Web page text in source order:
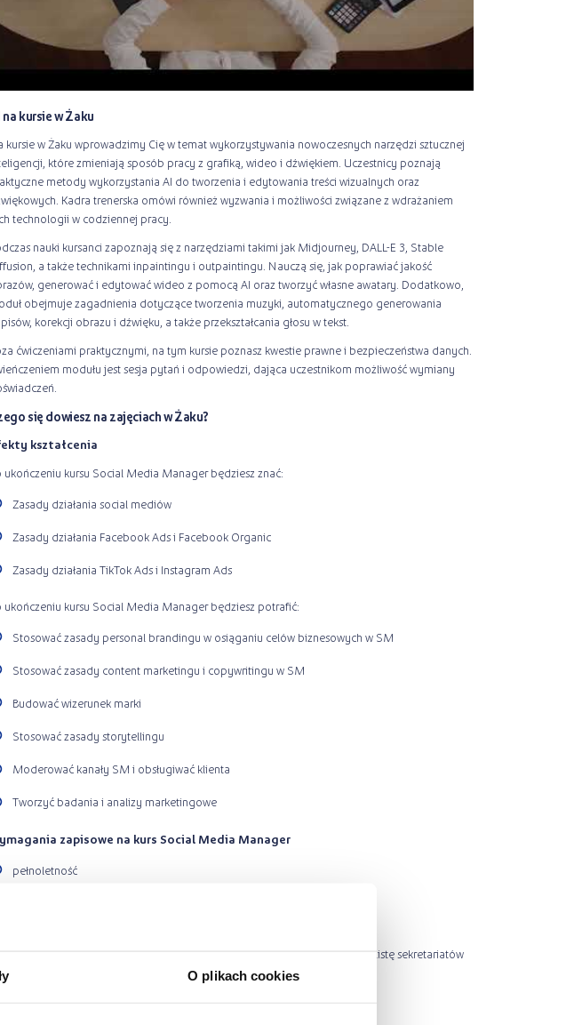
O plikach cookies
na kursie w Żaku
kursie w Żaku wprowadzimy Cię w temat wykorzystywania nowoczesnych narzędzi sztucznej
które zmieniają sposób pracy z grafiką, wideo i dźwiękiem. Uczestnicy poznają
metody wykorzystania AI do tworzenia i edytowania treści wizualnych oraz
Kadra trenerska omówi również wyzwania i możliwości związane z wdrażaniem
technologii w codziennej pracy.
nauki kursanci zapoznają się z narzędziami takimi jak Midjourney, DALL-E 3, Stable
a także technikami inpaintingu i outpaintingu. Nauczą się, jak poprawiać jakość
generować i edytować wideo z pomocą AI oraz tworzyć własne awatary. Dodatkowo,
obejmuje zagadnienia dotyczące tworzenia muzyki, automatycznego generowania
korekcji obrazu i dźwięku, a także przekształcania głosu w tekst.
ćwiczeniami praktycznymi, na tym kursie poznasz kwestie prawne i bezpieczeństwa danych.
modułu jest sesja pytań i odpowiedzi, dająca uczestnikom możliwość wymiany
się dowiesz na zajęciach w Żaku?
kształcenia
ukończeniu kursu Social Media Manager będziesz znać:
Zasady działania social mediów
Zasady działania Facebook Ads i Facebook Organic
Zasady działania TikTok Ads i Instagram Ads
ukończeniu kursu Social Media Manager będziesz potrafić:
Stosować zasady personal brandingu w osiąganiu celów biznesowych w SM
Stosować zasady content marketingu i copywritingu w SM
Budować wizerunek marki
Stosować zasady storytellingu
Moderować kanały SM i obsługiwać klienta
Tworzyć badania i analizy marketingowe
zapisowe na kurs Social Media Manager
pełnoletność
lub odwiedź nasz sekretariat. Pełną listę sekretariatów
na:
https://zak.edu.pl/kontakt